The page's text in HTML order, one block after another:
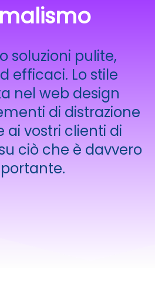
soluzioni pulite,
efficaci. Lo stile
nel web design
di distrazione
ai vostri clienti di
ciò che è davvero